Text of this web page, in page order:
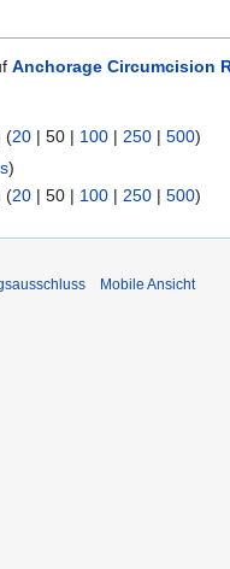
Anchorage Circumcision
(20 | 50 | 100 | 250 | 500)
)
(20 | 50 | 100 | 250 | 500)
Mobile Ansicht